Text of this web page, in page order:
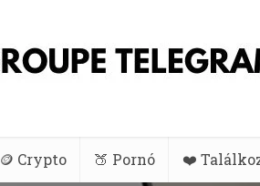
🪙 Crypto 🍑 Pornó ❤️